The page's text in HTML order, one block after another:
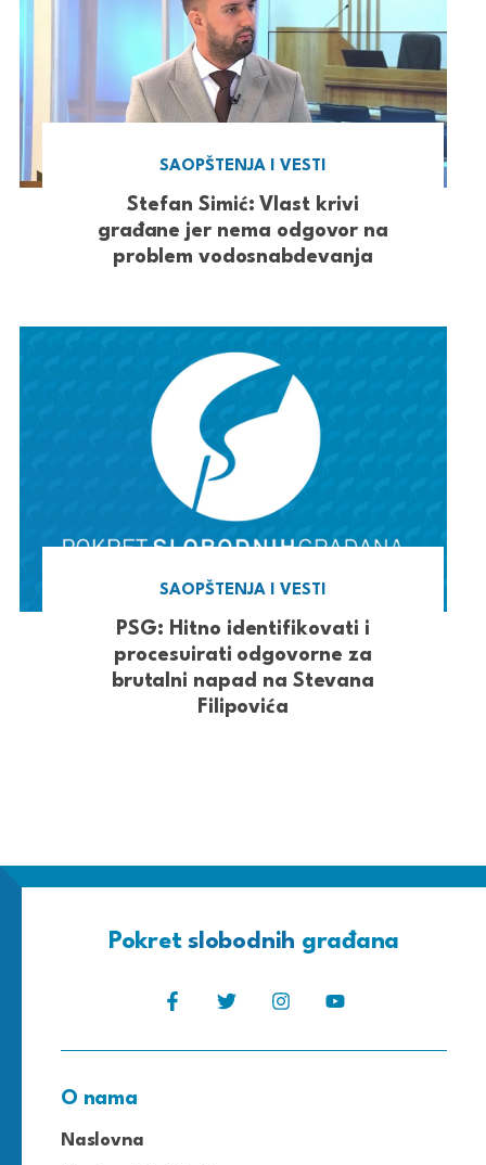
SAOPŠTENJA I VESTI
Stefan Simić: Vlast krivi
građane jer nema odgovor na
problem vodosnabdevanja
SAOPŠTENJA I VESTI
PSG: Hitno identifikovati i
procesuirati odgovorne za
brutalni napad na Stevana
Filipovića
Pokretslobodnih građana
O nama
Naslovna